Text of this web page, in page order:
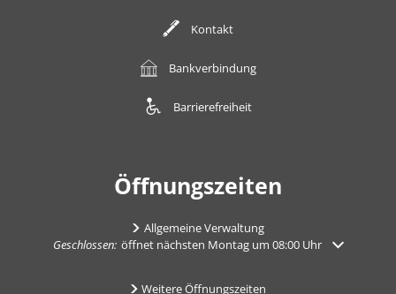
Kontakt
Bankverbindung
Barrierefreiheit
Öffnungszeiten
Allgemeine Verwaltung
Klicken, um weitere Öffnungs- oder Schließzeiten auszublenden
Geschlossen: öffnet nächsten Montag um 08:00 Uhr
Weitere Öffnungszeiten